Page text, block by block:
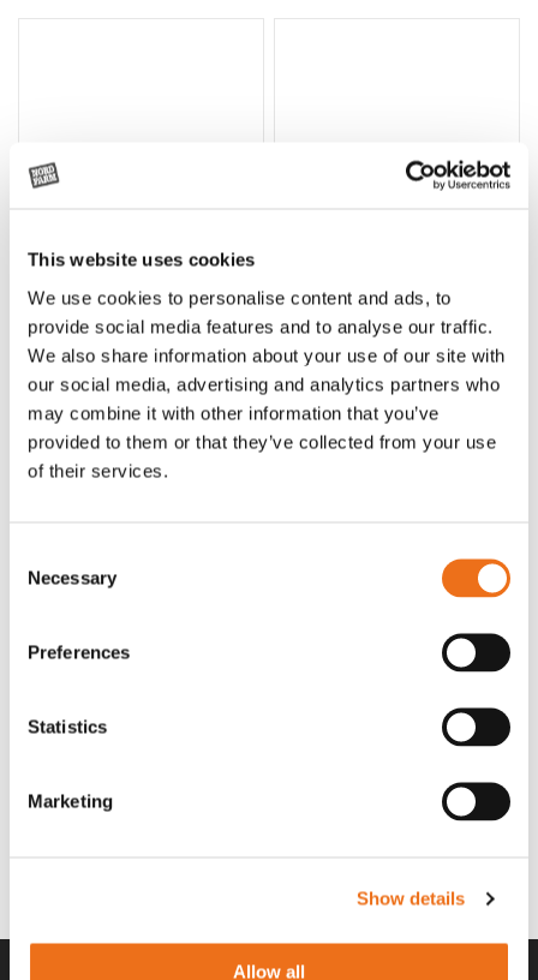
This website uses cookies
We use cookies to personalise content and ads, to
provide social media features and to analyse our traffic.
We also share information about your use of our site with
our social media, advertising and analytics partners who
may combine it with other information that you’ve
provided to them or that they’ve collected from your use
of their services.
Selection
Necessary
Preferences
Statistics
Marketing
Show details
Allow all
Lägg till i varukorg
T-shirt Avant barn grön 92 cm
G0007
90kr (ex. moms)
T-shirt Avant barn grön 104-110
cm
90 kr (ex. moms)
Lägg till i varukorg
stämpellogotyp Avant
T-shirt svart 2xl med avant-
(ex. moms)